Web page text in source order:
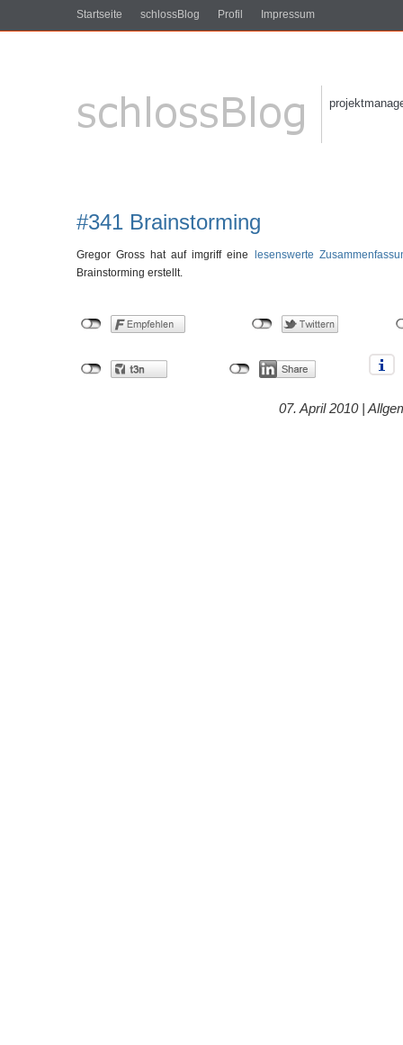
Startseite schlossBlog Profil Impressum
#341 Brainstorming
Gregor Gross hat auf imgriff eine
lesenswerte
Brainstorming erstellt.
07. April 2010 |